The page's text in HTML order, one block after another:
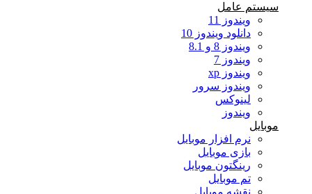
سیستم عامل
ویندوز 11
دانلود ویندوز 10
ویندوز 8 و 8.1
ویندوز 7
ویندوز xp
ویندوز سرور
لینوکس
ویندوز
موبایل
نرم افزار موبایل
بازی موبایل
رینگتون موبایل
تم موبایل
نقشه موبایل